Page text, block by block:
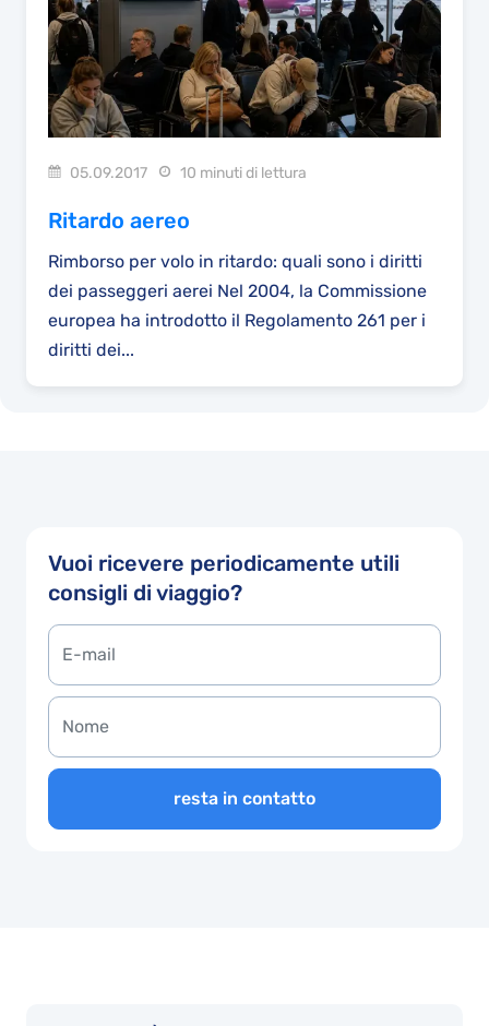
05.09.2017 10 minuti di lettura
Ritardo aereo
Rimborso per volo in ritardo: quali sono i diritti
dei passeggeri aerei Nel 2004, la Commissione
europea ha introdotto il Regolamento 261 per i
diritti dei...
Vuoi ricevere periodicamente utili
consigli di viaggio?
resta in contatto